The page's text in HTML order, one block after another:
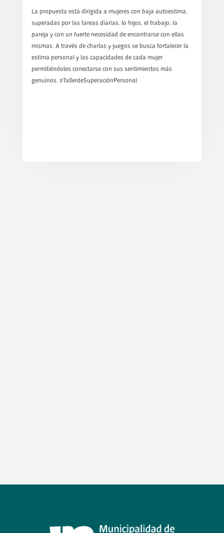
La propuesta está dirigida a mujeres con baja autoestima,
superadas por las tareas diarias, lo hijos, el trabajo, la
pareja y con un fuerte necesidad de encontrarse con ellas
mismas. A través de charlas y juegos se busca fortalecer la
estima personal y las capacidades de cada mujer
permitiéndoles conectarse con sus sentimientos más
genuinos. #TallerdeSuperaciónPersonal